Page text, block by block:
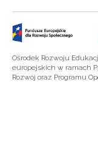
Ośrodek Rozwoju
europejskich w ramach
Rozwój oraz Programu